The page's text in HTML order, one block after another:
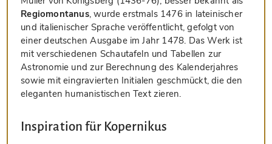
Regiomontanus, wurde erstmals 1476 in lateinischer
und italienischer Sprache veröffentlicht, gefolgt von
einer deutschen Ausgabe im Jahr 1478. Das Werk ist
mit verschiedenen Schautafeln und Tabellen zur
Astronomie und zur Berechnung des Kalenderjahres
sowie mit eingravierten Initialen geschmückt, die den
eleganten humanistischen Text zieren.
Inspiration für Kopernikus